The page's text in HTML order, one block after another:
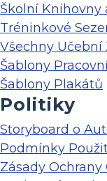
Školní Knihovny
Tréninkové
Všechny Učební
Šablony
Šablony Plakátů
Politiky
Storyboard o
Podmínky
Zásady